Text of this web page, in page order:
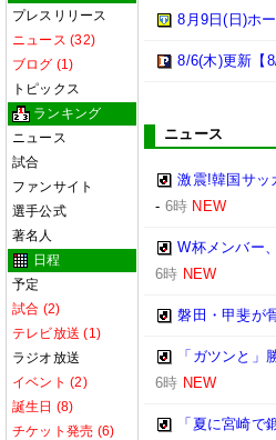
プレスリリース
ニュース (32)
ブログ (1)
トピックス
ランキング
ニュース
試合
ファンサイト
選手公式
著名人
日程
予定
試合 (2)
テレビ放送 (1)
ラジオ放送
イベント (2)
誕生日 (8)
チケット発売 (6)
8月9日(日)ホ
8/6(木)更新【
ニュース
激震!韓国サッ
- 6時 NEW
W杯メンバー
6時 NEW
磐田・甲斐が
「ガツンと
6時 NEW
「夏に宮崎